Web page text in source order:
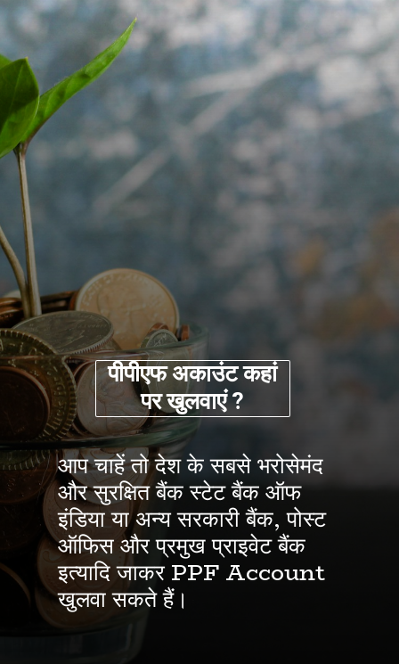
आप चाहें तो देश के सबसे भरोसेमंद
और सुरक्षित बैंक स्टेट बैंक ऑफ
इंडिया या अन्य सरकारी बैंक, पोस्ट
ऑफिस और प्रमुख प्राइवेट बैंक
इत्यादि जाकर PPF Account
खुलवा सकते हैं।
पीपीएफ अकाउंट कहां
पर खुलवाएं ?